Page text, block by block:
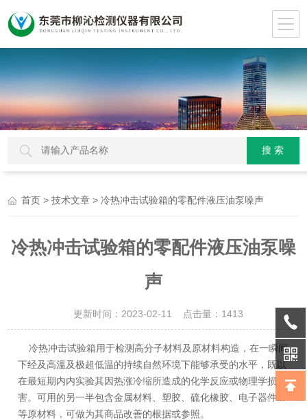
首页 >技术文章 > 冷热冲击试验箱的零配件液压油泵噪声
冷热冲击试验箱的零配件液压油泵噪
声
更新时间：2023-02-11 点击量： 1413
冷热冲击试验箱用于检测高分子材料及原材料构造，在一瞬间
下经及高溫及极超低温的持续自然环境下能够承受的水平，既以
在最短期内内实验其因热涨冷缩所造成的化学反应或物理学损
害。可用的另一半包含金属材料、塑胶、硫化橡胶、电子器件...
等原材料，可做为其商品改善的根据或参照。